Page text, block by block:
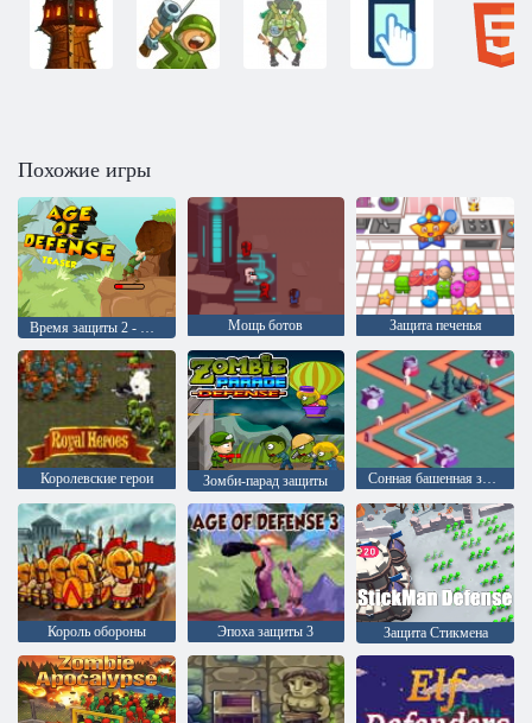
Похожие игры
Время защиты 2 - Оборона пещеры Мощь ботов Защита печенья
Королевские герои Зомби-парад защиты Сонная башенная защита
Король обороны Эпоха защиты 3 Защита Стикмена